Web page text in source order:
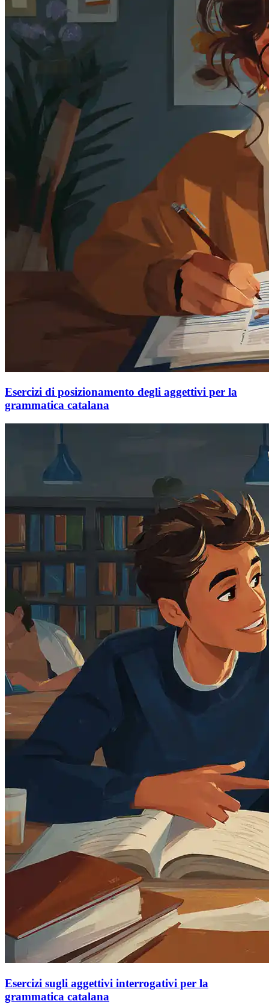
Esercizi di posizionamento degli aggettivi per la
grammatica catalana
Esercizi sugli aggettivi interrogativi per la
grammatica catalana